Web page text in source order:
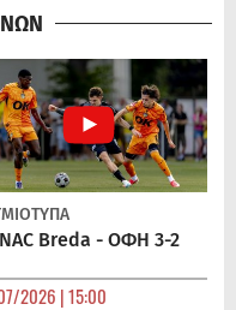
Breda - ΟΦΗ 3-2
2026 | 15:00